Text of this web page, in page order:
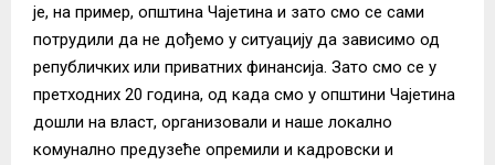
је, на пример, општина Чајетина и зато смо се сами
потрудили да не дођемо у ситуацију да зависимо од
републичких или приватних финансија. Зато смо се у
претходних 20 година, од када смо у општини Чајетина
дошли на власт, организовали и наше локално
комунално предузеће опремили и кадровски и